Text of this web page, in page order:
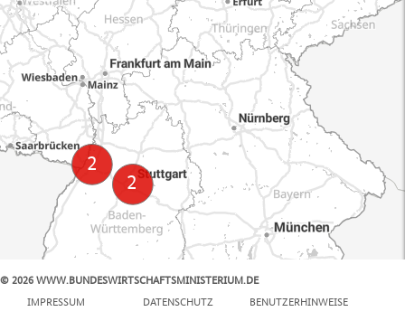
© 2026 WWW.BUNDESWIRTSCHAFTSMINISTERIUM.DE
IMPRESSUM
DATENSCHUTZ BENUTZERHINWEISE